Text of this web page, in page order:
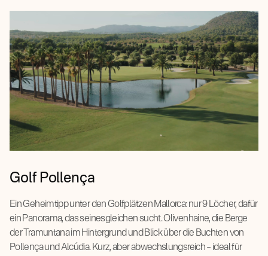
Golf Pollença
Ein Geheimtipp unter den Golfplätzen Mallorca: nur 9 Löcher, dafür
ein Panorama, das seinesgleichen sucht. Olivenhaine, die Berge
der Tramuntana im Hintergrund und Blick über die Buchten von
Pollença und Alcúdia. Kurz, aber abwechslungsreich – ideal für